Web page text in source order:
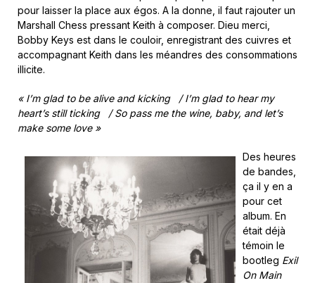
pour laisser la place aux égos. A la donne, il faut rajouter un
Marshall Chess pressant Keith à composer. Dieu merci,
Bobby Keys est dans le couloir, enregistrant des cuivres et
accompagnant Keith dans les méandres des consommations
illicite.
«I’m glad to be alive and kicking / I’m glad to hear my
heart’s still ticking / So pass me the wine, baby, and let’s
make some love »
Des heures
de bandes,
ça il y en a
pour cet
album. En
était déjà
témoin le
bootleg Exil
On Main